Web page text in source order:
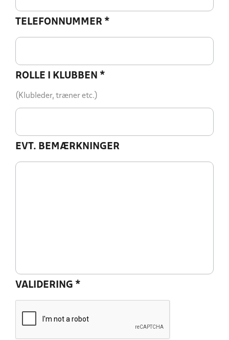
TELEFONNUMMER *
ROLLE I KLUBBEN *
(Klubleder, træner etc.)
EVT. BEMÆRKNINGER
VALIDERING *